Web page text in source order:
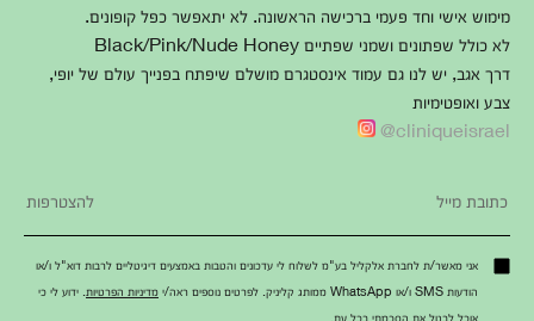
מימוש אישי וחד פעמי ברכישה הראשונה. לא יתאפשר כפל קופונים.
לא כולל שפתונים ושמני שפתיים Black/Pink/Nude Honey
דרך אגב, יש לנו גם עמוד אינסטגרם מושלם שיפתח בפנייך עולם של יופי,
צבע ואופטימיות
cliniqueisrael@
אני מאשר/ת לחברת אלקליל בע"מ לשלוח לי עדכונים והטבות באמצעים דיגיטליים לרבות דוא"ל ו/או
הודעות SMS ו/או WhatsApp ממותג קליניק. לפרטים נוספים ראה/י
מדיניות הפרטיות . ידוע לי כי
אוכל לבטל את הסכמתי בכל עת.